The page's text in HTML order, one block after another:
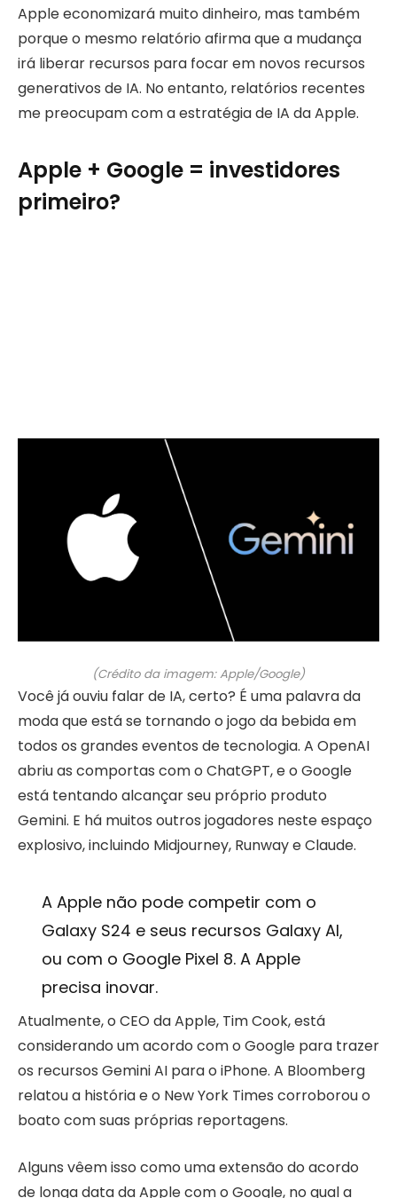
Apple economizará muito dinheiro, mas também
porque o mesmo relatório afirma que a mudança
irá liberar recursos para focar em novos recursos
generativos de IA. No entanto, relatórios recentes
me preocupam com a estratégia de IA da Apple.
Apple + Google = investidores
primeiro?
(Crédito da imagem: Apple/Google)
Você já ouviu falar de IA, certo? É uma palavra da
moda que está se tornando o jogo da bebida em
todos os grandes eventos de tecnologia. A OpenAI
abriu as comportas com o ChatGPT, e o Google
está tentando alcançar seu próprio produto
Gemini. E há muitos outros jogadores neste espaço
explosivo, incluindo Midjourney, Runway e Claude.
A Apple não pode competir com o
Galaxy S24 e seus recursos Galaxy AI,
ou com o Google Pixel 8. A Apple
precisa inovar.
Atualmente, o CEO da Apple, Tim Cook, está
considerando um acordo com o Google para trazer
os recursos Gemini AI para o iPhone. A Bloomberg
relatou a história e o New York Times corroborou o
boato com suas próprias reportagens.
Alguns vêem isso como uma extensão do acordo
de longa data da Apple com o Google, no qual a